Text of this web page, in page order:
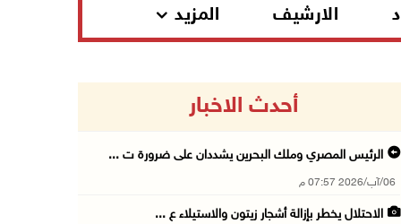
الارشيف المزيد
أحدث الاخبار
الرئيس المصري وملك البحرين يشددان على ضرورة ت ...
06/آب/2026 07:57 م
الاحتلال يخطر بإزالة أشجار زيتون والاستيلاء ع ...